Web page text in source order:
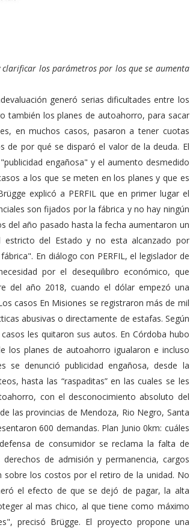
los parámetros por los que se aumenta
generó serias dificultades entre los
también los planes de autoahorro, para sacar
en muchos casos, pasaron a tener cuotas
de por qué se disparó el valor de la deuda. El
engañosa" y el aumento desmedido
a los que se meten en los planes y que es
explicó a PERFIL que en primer lugar el
son fijados por la fábrica y no hay ningún
del año pasado hasta la fecha aumentaron un
estricto del Estado y no esta alcanzado por
En diálogo con PERFIL, el legislador de
por el desequilibro económico, que
del año 2018, cuando el dólar empezó una
casos En Misiones se registraron más de mil
abusivas o directamente de estafas. Según
les quitaron sus autos. En Córdoba hubo
los planes de autoahorro igualaron e incluso
se denunció publicidad engañosa, desde la
hasta las “raspaditas” en las cuales se les
con el desconocimiento absoluto del
las provincias de Mendoza, Rio Negro, Santa
600 demandas. Plan Junio 0km: cuáles
de consumidor se reclama la falta de
de admisión y permanencia, cargos
los costos por el retiro de la unidad. No
el efecto de que se dejó de pagar, la alta
al mas chico, al que tiene como máximo
precisó Brügge. El proyecto propone una